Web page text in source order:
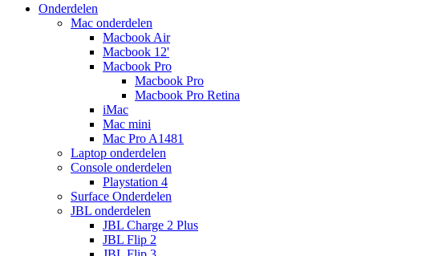
Onderdelen
Mac onderdelen
Macbook Air
Macbook 12'
Macbook Pro
Macbook Pro
Macbook Pro Retina
iMac
Mac mini
Mac Pro A1481
Laptop onderdelen
Console onderdelen
Playstation 4
Surface Onderdelen
JBL onderdelen
JBL Charge 2 Plus
JBL Flip 2